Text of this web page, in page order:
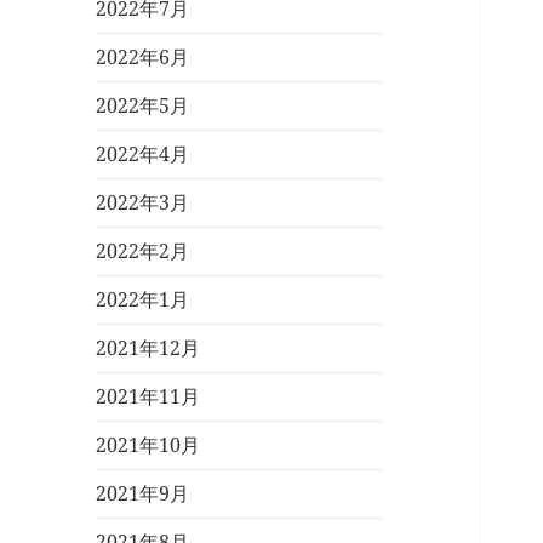
2022年7月
2022年6月
2022年5月
2022年4月
2022年3月
2022年2月
2022年1月
2021年12月
2021年11月
2021年10月
2021年9月